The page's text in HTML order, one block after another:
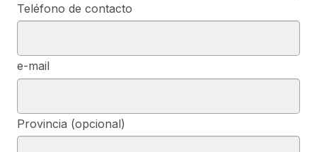
Teléfono de contacto
e-mail
Provincia (opcional)